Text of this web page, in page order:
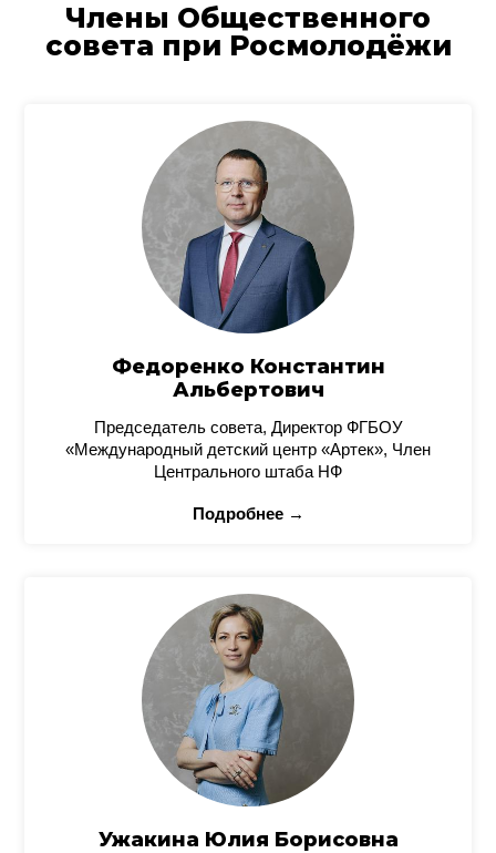
Члены Общественного
совета при Росмолодёжи
Федоренко Константин
Альбертович
Председатель совета, Директор ФГБОУ
«Международный детский центр «Артек», Член
Центрального штаба НФ
Подробнее →
Ужакина Юлия Борисовна